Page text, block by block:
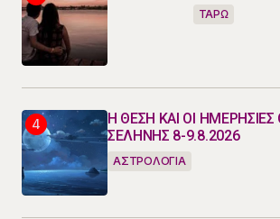
ΤΑΡΩ
Η ΘΕΣΗ ΚΑΙ ΟΙ ΗΜΕΡΗΣΙΕΣ
ΣΕΛΗΝΗΣ 8-9.8.2026
ΑΣΤΡΟΛΟΓΙΑ